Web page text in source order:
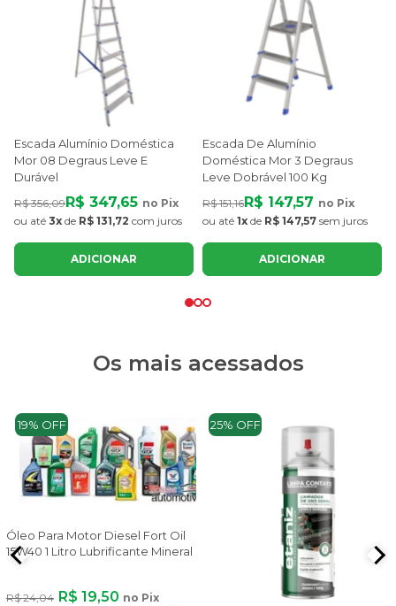
Escada Alumínio Doméstica
Mor 08 Degraus Leve E
Durável
R$ 356,09 R$ 347,65 no Pix
ou até 3x de R$ 131,72 com juros
ADICIONAR
Escada De Alumínio
Doméstica Mor 3 Degraus
Leve Dobrável 100 Kg
R$ 151,16 R$ 147,57 no Pix
ou até 1x de R$ 147,57 sem juros
ADICIONAR
Os mais acessados
19% OFF
Óleo Para Motor Diesel Fort Oil
15W40 1 Litro Lubrificante Mineral
R$ 24,04 R$ 19,50 no Pix
25% OFF